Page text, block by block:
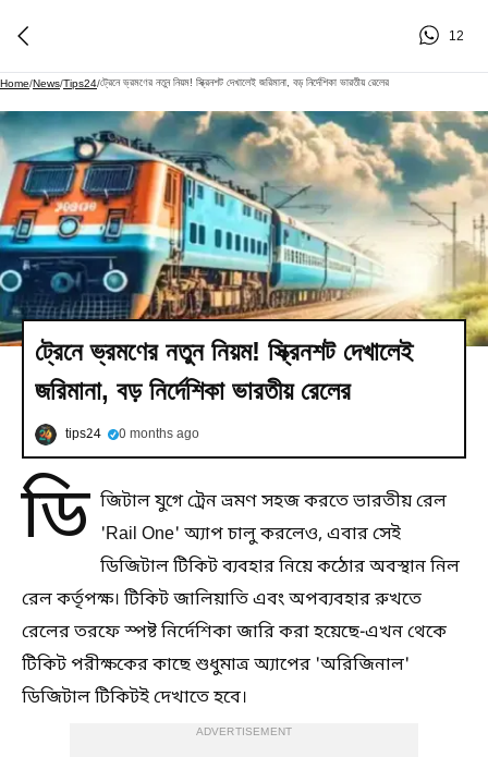
12
Home/News/Tips24/ট্রেনে ভ্রমণের নতুন নিয়ম! স্ক্রিনশট দেখালেই জরিমানা, বড় নির্দেশিকা ভারতীয় রেলের
ট্রেনে ভ্রমণের নতুন নিয়ম! স্ক্রিনশট দেখালেই
জরিমানা, বড় নির্দেশিকা ভারতীয় রেলের
tips24 0 months ago
ডি জিটাল যুগে ট্রেন ভ্রমণ সহজ করতে ভারতীয় রেল
'Rail One' অ্যাপ চালু করলেও, এবার সেই
ডিজিটাল টিকিট ব্যবহার নিয়ে কঠোর অবস্থান নিল
রেল কর্তৃপক্ষ। টিকিট জালিয়াতি এবং অপব্যবহার রুখতে
রেলের তরফে স্পষ্ট নির্দেশিকা জারি করা হয়েছে-এখন থেকে
টিকিট পরীক্ষকের কাছে শুধুমাত্র অ্যাপের 'অরিজিনাল'
ডিজিটাল টিকিটই দেখাতে হবে।
ADVERTISEMENT